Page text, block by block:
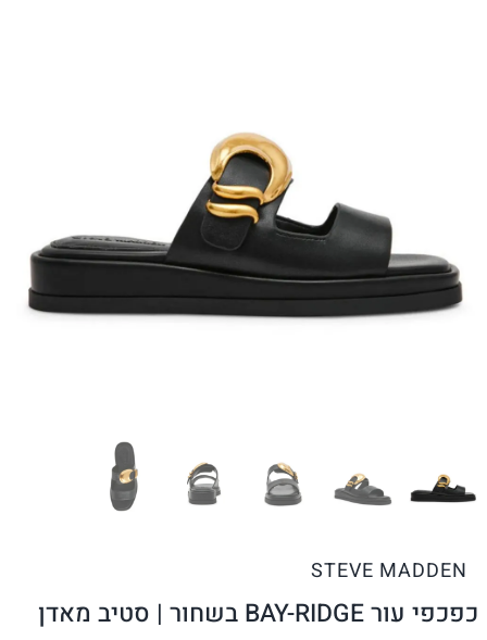
STEVE MADDEN
כפכפי עור BAY-RIDGE בשחור | סטיב מאדן